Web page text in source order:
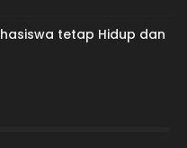
tetap Hidup dan